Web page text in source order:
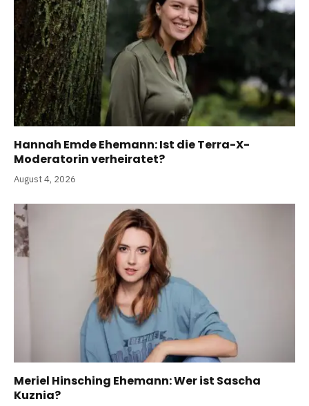
Hannah Emde Ehemann: Ist die Terra-X-
Moderatorin verheiratet?
August 4, 2026
Meriel Hinsching Ehemann: Wer ist Sascha
Kuznia?